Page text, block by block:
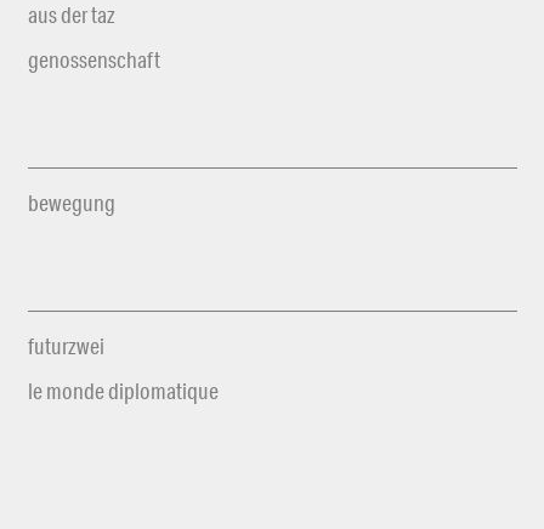
aus der taz
genossenschaft
bewegung
futurzwei
le monde diplomatique